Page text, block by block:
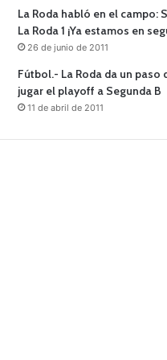
La Roda habló en el campo:
La Roda 1 ¡Ya estamos en
26 de junio de 2011
Fútbol.- La Roda da un paso
jugar el playoff a Segunda B
11 de abril de 2011